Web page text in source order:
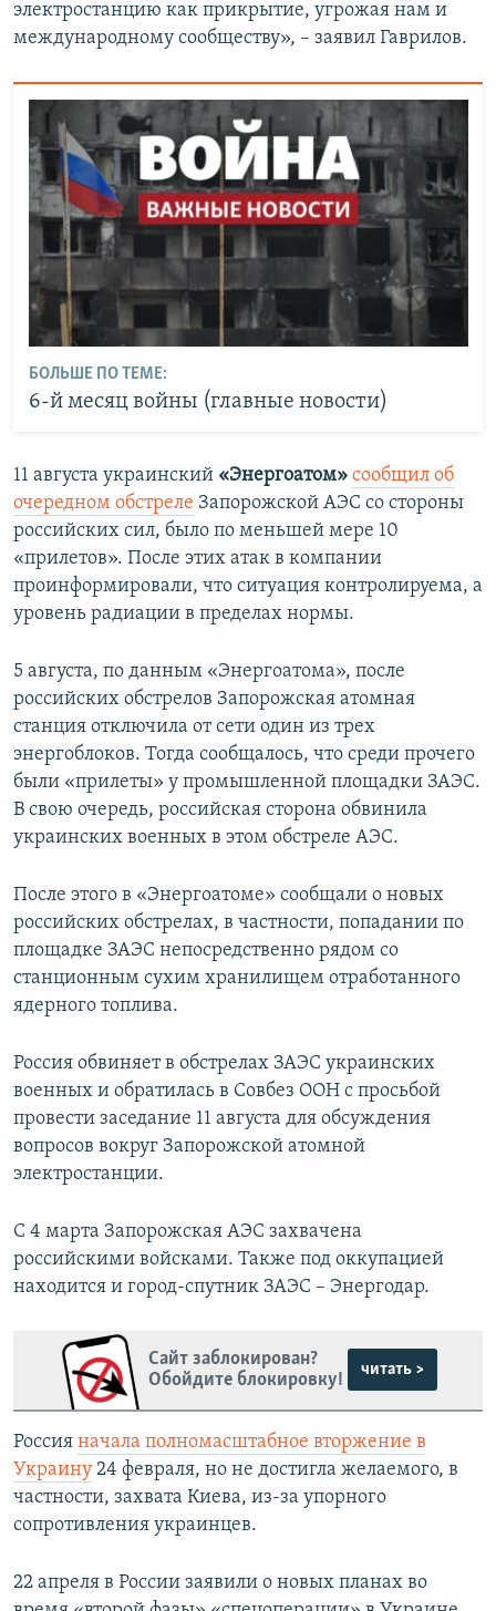
электростанцию как прикрытие, угрожая нам и
международному сообществу», – заявил Гаврилов.
БОЛЬШЕ ПО ТЕМЕ:
6-й месяц войны (главные новости)
11 августа украинский «Энергоатом» сообщил об
очередном обстреле Запорожской АЭС со стороны
российских сил, было по меньшей мере 10
«прилетов». После этих атак в компании
проинформировали, что ситуация контролируема, а
уровень радиации в пределах нормы.
5 августа, по данным «Энергоатома», после
российских обстрелов Запорожская атомная
станция отключила от сети один из трех
энергоблоков. Тогда сообщалось, что среди прочего
были «прилеты» у промышленной площадки ЗАЭС.
В свою очередь, российская сторона обвинила
украинских военных в этом обстреле АЭС.
После этого в «Энергоатоме» сообщали о новых
российских обстрелах, в частности, попадании по
площадке ЗАЭС непосредственно рядом со
станционным сухим хранилищем отработанного
ядерного топлива.
Россия обвиняет в обстрелах ЗАЭС украинских
военных и обратилась в Совбез ООН с просьбой
провести заседание 11 августа для обсуждения
вопросов вокруг Запорожской атомной
электростанции.
С 4 марта Запорожская АЭС захвачена
российскими войсками. Также под оккупацией
находится и город-спутник ЗАЭС – Энергодар.
Сайт заблокирован?
Обойдите блокировку!
читать >
Россия начала полномасштабное вторжение в
Украину 24 февраля, но не достигла желаемого, в
частности, захвата Киева, из-за упорного
сопротивления украинцев.
22 апреля в России заявили о новых планах во